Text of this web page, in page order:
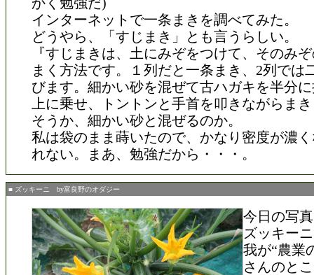
インターネットで一条まきを調べてみた。
どうやら、「すじまき」とも言うらしい。
『すじまきは、土にみぞをつけて、そのみ
まく方法です。１列だと一条まき、2列では
びます。細かい砂を混ぜて古ハガキを半分
上に乗せ、トントンと手首を叩きながらま
そうか、細かい砂と混ぜるのか。
私は袋のまま蒔いたので、かなり密度が濃
れない。まあ、勉強だから・・・。
■ ズッキーニ by富良野のオダジー
今日の写
ズッキー
我が“農業
さんのと